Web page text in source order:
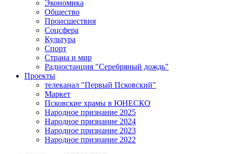
Экономика
Общество
Происшествия
Соцсфера
Культура
Спорт
Страна и мир
Радиостанция "Серебряный дождь"
Проекты
телеканал "Первый Псковский"
Маркет
Псковские храмы в ЮНЕСКО
Народное признание 2025
Народное признание 2024
Народное признание 2023
Народное признание 2022